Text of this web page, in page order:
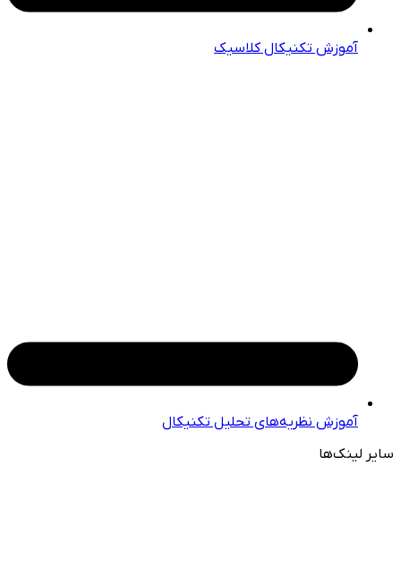
آموزش تکنیکال کلاسیک
آموزش نظریه‌های تحلیل تکنیکال
سایر لینک‌ها